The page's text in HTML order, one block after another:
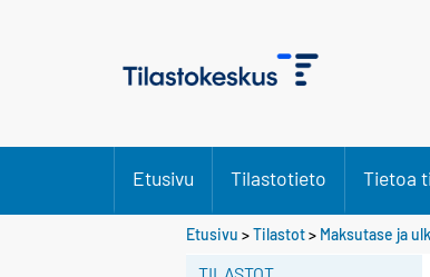
Etusivu Tilastotieto Tietoa
Etusivu >Tilastot> Maksutase ja